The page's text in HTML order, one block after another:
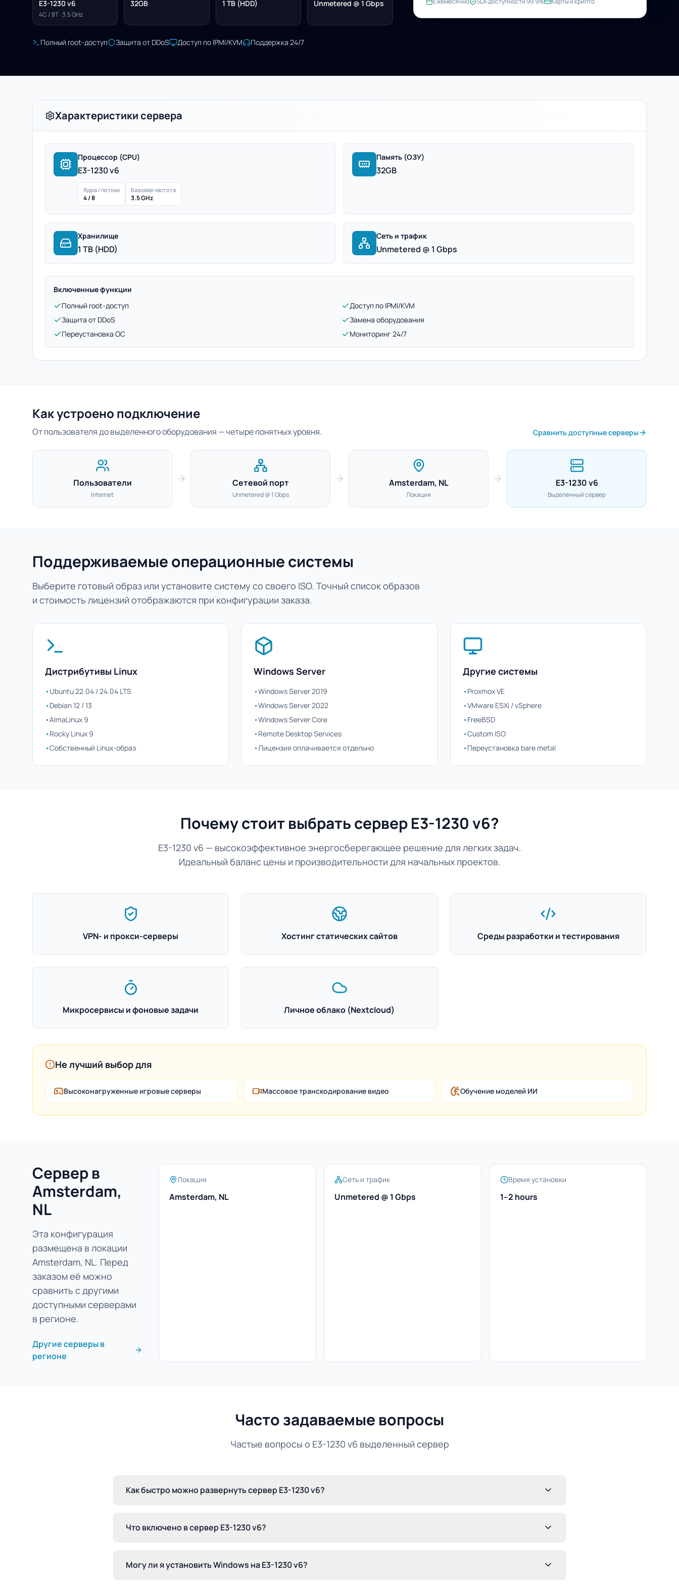
E3-1230 v6
4C / 8T · 3.5 GHz
32GB 1 TB (HDD) Unmetered @ 1 Gbps
Полный root-доступ Защита от DDoS Доступ по IPMI/KVM Поддержка 24/7
Характеристики сервера
Процессор (CPU)
E3-1230 v6
Ядра / потоки
4 / 8
Базовая частота
3.5 GHz
Память (ОЗУ)
32GB
Хранилище
1 TB (HDD)
Сеть и трафик
Unmetered @ 1 Gbps
Включенные функции
Полный root-доступ
Доступ по IPMI/KVM
Защита от DDoS
Замена оборудования
Переустановка ОС
Мониторинг 24/7
Как устроено подключение
От пользователя до выделенного оборудования — четыре понятных уровня. Сравнить доступные серверы
Пользователи
Internet
Сетевой порт
Unmetered @ 1 Gbps
Amsterdam, NL
Локация
E3-1230 v6
Выделенный сервер
Поддерживаемые операционные системы
Выберите готовый образ или установите систему со своего ISO. Точный список образов
и стоимость лицензий отображаются при конфигурации заказа.
Дистрибутивы Linux
•Ubuntu 22.04 / 24.04 LTS
•Debian 12 / 13
•AlmaLinux 9
•Rocky Linux 9
•Собственный Linux-образ
Windows Server
•Windows Server 2019
•Windows Server 2022
•Windows Server Core
•Remote Desktop Services
•Лицензия оплачивается отдельно
Другие системы
•Proxmox VE
•VMware ESXi / vSphere
•FreeBSD
•Custom ISO
•Переустановка bare metal
Почему стоит выбрать сервер E3-1230 v6?
E3-1230 v6 — высокоэффективное энергосберегающее решение для легких задач.
Идеальный баланс цены и производительности для начальных проектов.
VPN- и прокси-серверы Хостинг статических сайтов Среды разработки и тестирования
Микросервисы и фоновые задачи Личное облако (Nextcloud)
Не лучший выбор для
Высоконагруженные игровые серверы Массовое транскодирование видео Обучение моделей ИИ
Сервер в
Amsterdam,
NL
Эта конфигурация
размещена в локации
Amsterdam, NL. Перед
заказом её можно
сравнить с другими
доступными серверами
в регионе.
Другие серверы в
регионе
Локация
Amsterdam, NL
Сеть и трафик
Unmetered @ 1 Gbps
Время установки
1–2 hours
Часто задаваемые вопросы
Частые вопросы о E3-1230 v6 выделенный сервер
Как быстро можно развернуть сервер E3-1230 v6?
Что включено в сервер E3-1230 v6?
Могу ли я установить Windows на E3-1230 v6?